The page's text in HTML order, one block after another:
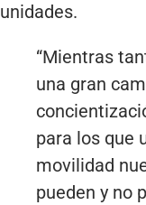
unidades.
“Mientras
una gran
para los que
movilidad
pueden y no